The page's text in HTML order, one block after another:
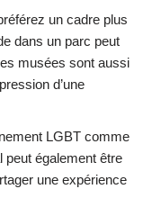
un cadre plus
dans un parc peut
musées sont aussi
d’une
LGBT comme
peut également être
une expérience